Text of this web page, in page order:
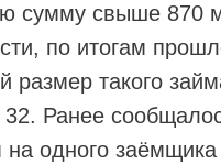
сумму свыше 870
по итогам
такого
Ранее
одного